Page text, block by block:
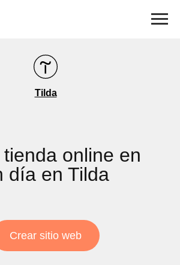
online en
día en Tilda
Crear sitio web
Tilda